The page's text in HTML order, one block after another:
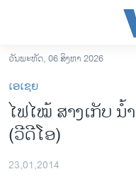
ເຂົ້າ
ຫາ
ຂ້າມ
ຂ້າມ
ຂ້າມ
ໄປ
ຫາ
ລາວ
ອາເມຣິກາ
ຂ່າວ​ຈີນ
ວັນພະຫັດ, 06 ສິງຫາ 2026
ເອເຊຍ
ໄຟໄໝ້ ສາງເກັບ
(ວີດີໂອ)
23,01,2014